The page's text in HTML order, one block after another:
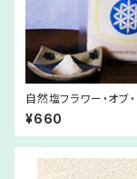
自然塩フラワー・オブ
ンFlower Of Ocean
¥660